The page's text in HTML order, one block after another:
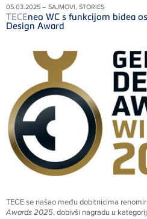
05.03.2025 – SAJMOVI, STORIES
TECEneo WC s funkcijom bidea
Design Award
TECEse našao među dobitnicima
Awards 2025, dobivši nagradu u